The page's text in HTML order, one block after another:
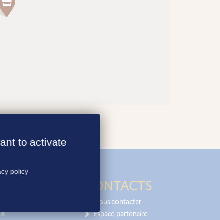
CONTACTS
Nous contacter
Espace partenaire
to activate
policy